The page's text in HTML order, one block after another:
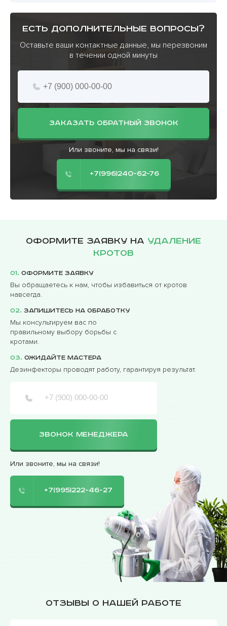
есть дополнительные вопросы?
Оставьте ваши контактные данные, мы перезвоним
в течении одной минуты
ЗАКАЗАТЬ ОБРАТНЫЙ ЗВОНОК
Или звоните, мы на связи!
+7(996)240-62-76
Оформите заявку на удаление
кротов
01. Оформите заявку
Вы обращаетесь к нам, чтобы избавиться от кротов
навсегда.
02. Запишитесь на обработку
Мы консультируем вас по
правильному выбору борьбы с
кротами.
03. Ожидайте мастера
Дезинфекторы проводят работу, гарантируя результат.
ЗВОНОК МЕНЕДЖЕРА
Или звоните, мы на связи!
+7(995)222-46-27
Отзывы о нашей работе